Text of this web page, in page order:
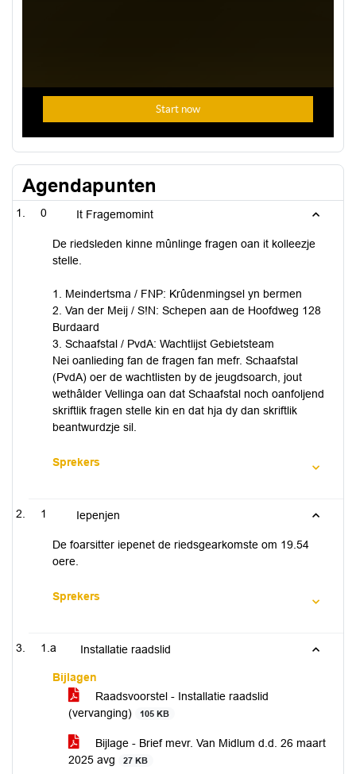
Agendapunten
0 It Fragemomint
De riedsleden kinne mûnlinge fragen oan it kolleezje
stelle.
1. Meindertsma / FNP: Krûdenmingsel yn bermen
2. Van der Meij / S!N: Schepen aan de Hoofdweg 128
Burdaard
3. Schaafstal / PvdA: Wachtlijst Gebietsteam
Nei oanlieding fan de fragen fan mefr. Schaafstal
(PvdA) oer de wachtlisten by de jeugdsoarch, jout
wethâlder Vellinga oan dat Schaafstal noch oanfoljend
skriftlik fragen stelle kin en dat hja dy dan skriftlik
beantwurdzje sil.
Sprekers
1 Iepenjen
De foarsitter iepenet de riedsgearkomste om 19.54
oere.
Sprekers
1.a Installatie raadslid
Bijlagen
Raadsvoorstel - Installatie raadslid
(vervanging)
105 KB
Bijlage - Brief mevr. Van Midlum d.d. 26 maart
2025 avg
27 KB